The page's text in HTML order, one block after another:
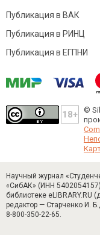
Публикация в ВАК
Публикация в РИНЦ
Публикация в ЕГПНИ
©
Научный журнал
«СибАК» (ИНН
библиотеке eLIBRARY.RU
редактор — Старченко И.
8-800-350-22-65.